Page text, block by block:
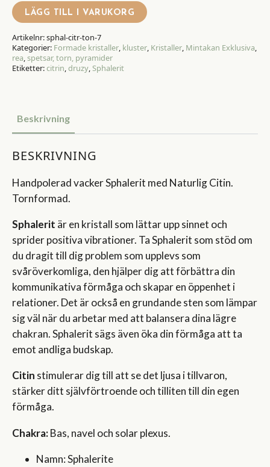
LÄGG TILL I VARUKORG
Artikelnr:sphal-citr-ton-7
Kategorier: Formade kristaller, kluster, Kristaller, Mintakan Exklusiva,
rea,spetsar, torn, pyramider
Etiketter:citrin,druzy,Sphalerit
Beskrivning
BESKRIVNING
Handpolerad vacker Sphalerit med Naturlig Citin.
Tornformad.
Sphalerit är en kristall som lättar upp sinnet och
sprider positiva vibrationer. Ta Sphalerit som stöd om
du dragit till dig problem som upplevs som
svåröverkomliga, den hjälper dig att förbättra din
kommunikativa förmåga och skapar en öppenhet i
relationer. Det är också en grundande sten som lämpar
sig väl när du arbetar med att balansera dina lägre
chakran. Sphalerit sägs även öka din förmåga att ta
emot andliga budskap.
Citin stimulerar dig till att se det ljusa i tillvaron,
stärker ditt självförtroende och tilliten till din egen
förmåga.
Chakra:Bas, navel och solar plexus.
Namn: Sphalerite